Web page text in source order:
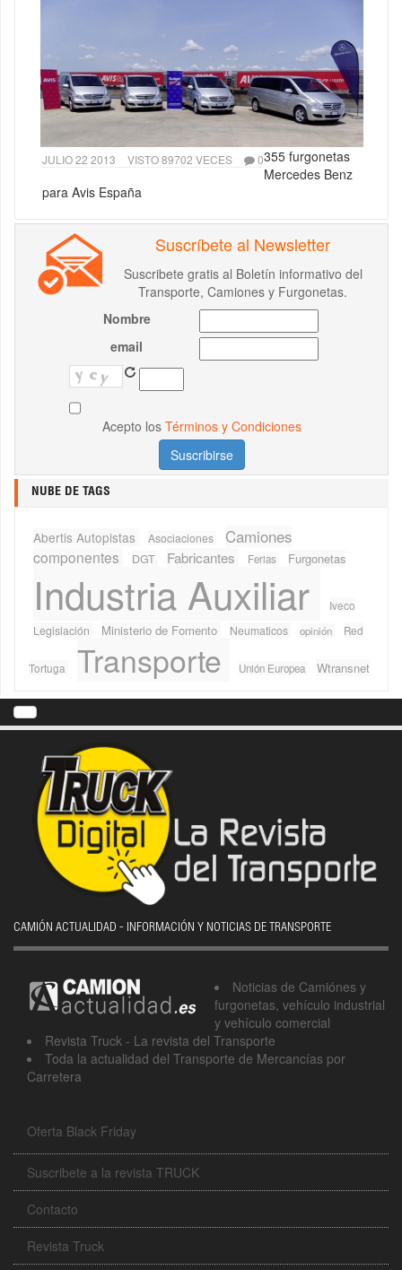
JULIO 22 2013 VISTO 89702 VECES 0355 furgonetas
Mercedes Benz
para Avis España
Suscríbete al Newsletter
Suscribete gratis al Boletín informativo del
Transporte, Camiones y Furgonetas.
Nombre
email
Acepto los Términos y Condiciones
NUBE DE TAGS
Abertis Autopistas Asociaciones Camiones
componentes DGT Fabricantes Ferias Furgonetas
Industria Auxiliar
Iveco
Legislación
Ministerio de Fomento Neumaticos opinión Red
Tortuga Transporte Unión Europea Wtransnet
CAMIÓN ACTUALIDAD - INFORMACIÓN Y NOTICIAS DE TRANSPORTE
Noticias de Camiónes y
furgonetas, vehículo industrial
y vehículo comercial
Revista Truck - La revista del Transporte
Toda la actualidad del Transporte de Mercancías por
Carretera
Oferta Black Friday
Suscribete a la revista TRUCK
Contacto
Revista Truck